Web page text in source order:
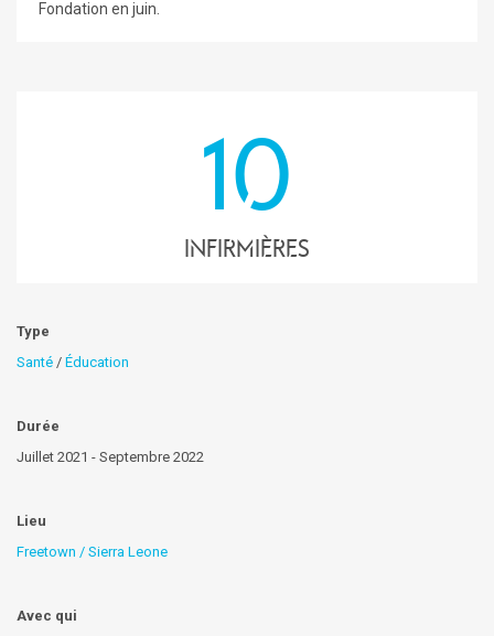
Fondation en juin.
10
Infirmières
Type
Santé / Éducation
Durée
Juillet 2021 - Septembre 2022
Lieu
Freetown / Sierra Leone
Avec qui